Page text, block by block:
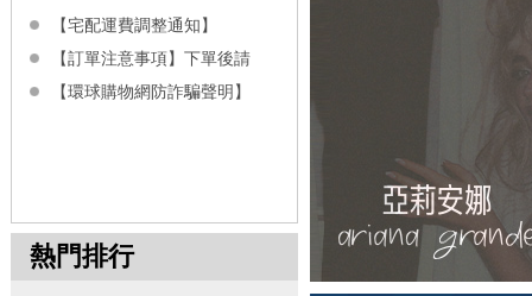
【宅配運費調整通知】
【訂單注意事項】下單後請
【環球購物網防詐騙聲明】
熱門排行